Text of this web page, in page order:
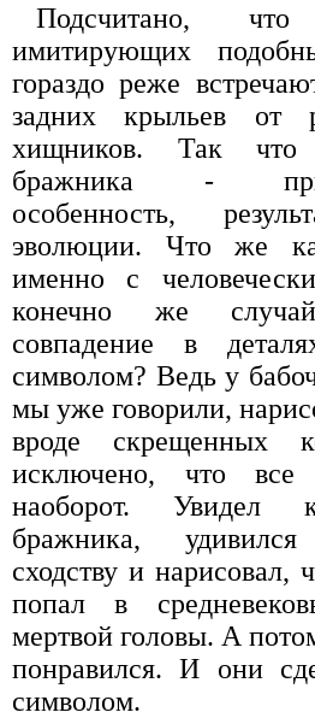
Подсчитано,
имитирующих
гораздо реже
задних крыльев от
хищников. Так что
бражника -
особенность,
эволюции. Что же
именно с
конечно же
совпадение в
символом? Ведь у
мы уже говорили,
вроде скрещенных
исключено, что
наоборот. Увидел
бражника, удивился
сходству и нарисовал,
попал в
мертвой головы. А
понравился. И они
символом.